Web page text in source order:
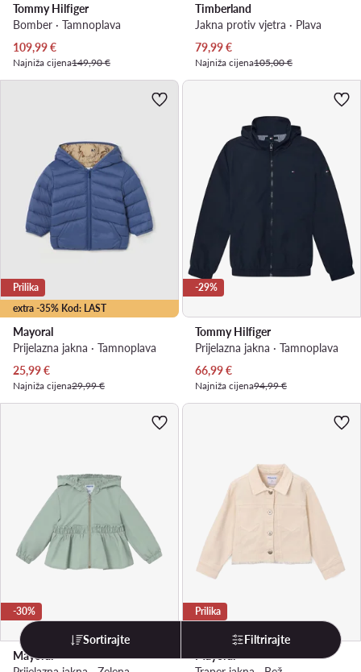
Tommy Hilfiger
Bomber · Tamnoplava
Trenutna cijena
109,99€
Najniža cijena149,90 €
Timberland
Jakna protiv vjetra · Plava
Trenutna cijena
79,99€
Najniža cijena105,00 €
extra -35% Kod: LAST
Prilika
Mayoral
Prijelazna jakna · Tamnoplava
Trenutna cijena
25,99€
Najniža cijena29,99 €
-29%
Tommy Hilfiger
Prijelazna jakna · Tamnoplava
Trenutna cijena
66,99€
Najniža cijena94,99 €
-30%
Mayoral
Prilika
Mayoral
Sortirajte Filtrirajte